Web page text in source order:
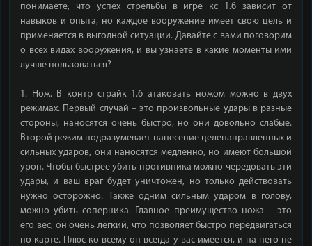
понимаете, что успех стрельбы в игре кс 1.6 зависит от
навыков и опыта, но каждое вооружение имеет свою цель и
применяется в выгодной ситуации. Давайте с вами поговорим
о всех видах вооружения, и вы узнаете в какие моменты ими
лучше пользоваться?
1. Нож. В контр страйк 1.6 атаковать ножом можно в двух
режимах. Первый случай – это произвольные удары в разные
стороны, наносятся очень быстро, но они довольно слабые.
Второй режим подразумевает нанесение целенаправленных и
сильных ударов, они наносятся медленно, но имеют большой
урон. Чтобы быстрее убить противника можно чередовать эти
удары, и ваш враг будет уничтожен, но только действовать
нужно осторожно. Также одним сильным ударом в голову,
можно убить соперника. Главное преимущество ножа – это
его вес, он очень легкий, что позволяет быстро передвигаться
по карте. Плюс ко всему он всегда у вас имеется, и на него не